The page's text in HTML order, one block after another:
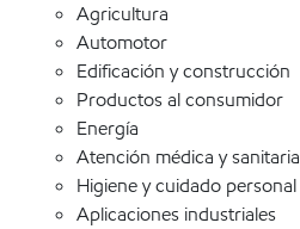
Agricultura
Automotor
Edificación y construcción
Productos al consumidor
Energía
Atención médica y sanitaria
Higiene y cuidado personal
Aplicaciones industriales